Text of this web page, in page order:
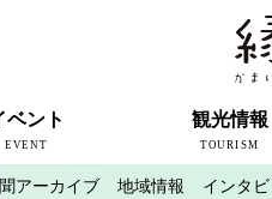
ベント
EVENT
ト情報
観光情報
TOURISM
近代製鉄発祥の地
観光スポット
宿泊情報
釜石情報交流センタ
魚河岸テラス
うのすまい・トモス
根浜シーサイド
SL銀河
三陸鉄道
アーカイブ 地域情報 インタ